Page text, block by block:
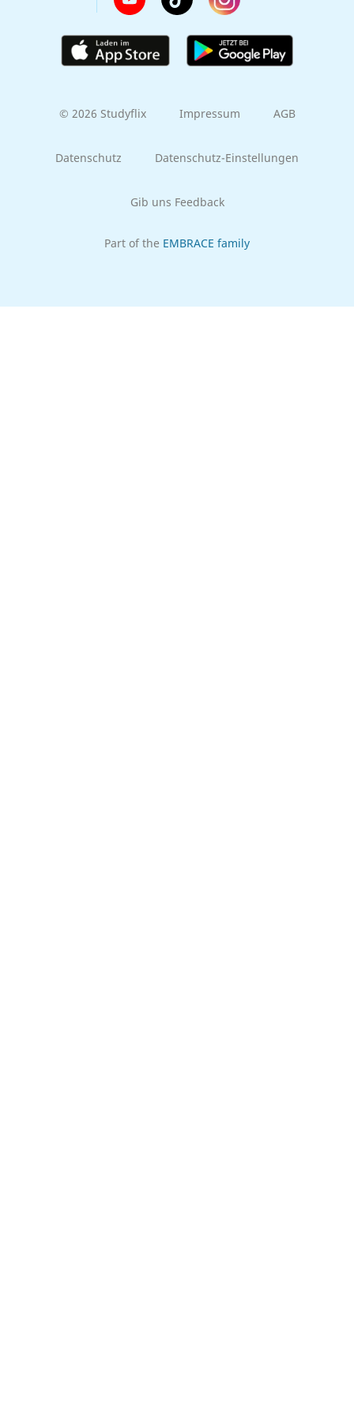
© 2026 Studyflix Impressum AGB
Datenschutz Datenschutz-Einstellungen
Gib uns Feedback
Part of the EMBRACE family